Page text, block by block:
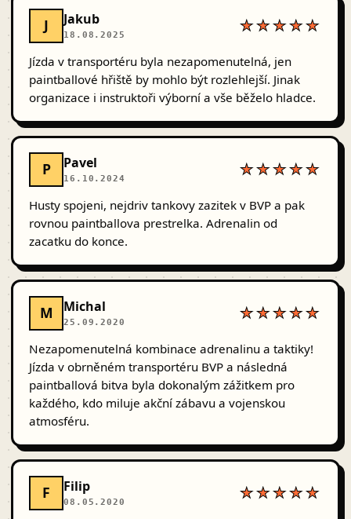
J Jakub
18.08.2025
★★★★★
Jízda v transportéru byla nezapomenutelná, jen
paintballové hřiště by mohlo být rozlehlejší. Jinak
organizace i instruktoři výborní a vše běželo hladce.
P Pavel
16.10.2024
★★★★★
Husty spojeni, nejdriv tankovy zazitek v BVP a pak
rovnou paintballova prestrelka. Adrenalin od
zacatku do konce.
M Michal
25.09.2020
★★★★★
Nezapomenutelná kombinace adrenalinu a taktiky!
Jízda v obrněném transportéru BVP a následná
paintballová bitva byla dokonalým zážitkem pro
každého, kdo miluje akční zábavu a vojenskou
atmosféru.
F Filip
08.05.2020
★★★★★